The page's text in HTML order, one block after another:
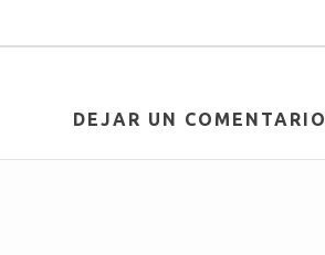
DEJAR UN COMENTARIO